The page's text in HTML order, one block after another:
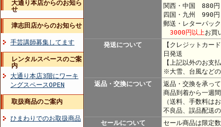
大通り本店からのお知ら
せ
津志田店からのお知らせ
手芸講師募集してます
レンタルスペースのご案
内
大通り本店3階にワーキ
ングスペースOPEN
取扱商品のご案内
ひまわりでのお取扱商品
関西・中国 880円
四国・九州 990円
郵送・レターパッ
3000円以上お買
発送について
【クレジットカー
日発送
【上記以外のお支
※大雪、台風など
返品・交換について
返品・交換を承っ
商品到着から一週
（送料、手数料は
不良品、誤品配送
セールについて
セール商品は限定